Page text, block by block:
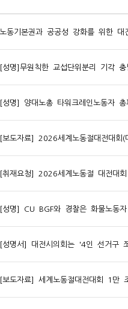
노동기본권과 공공성 강화를 위한
[성명]무원칙한 교섭단위분리 기각 충
[성명] 양대노총 타워크레인노동자
[보도자료] 2026세계노동절대전대회(
[취재요청] 2026세계노동절 대전대회
[성명] CU BGF와 경찰은 화물노동
[성명서] 대전시의회는 '4인 선거구